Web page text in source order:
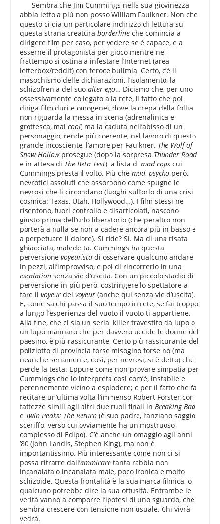
Sembra che Jim Cummings nella sua giovinezza
abbia letto a più non posso William Faulkner. Non che
questo ci dia un particolare indirizzo di lettura su
questa strana creaturaborderline che comincia a
dirigere film per caso, per vedere se è capace, e a
esserne il protagonista per gioco mentre nel
frattempo si ostina a infestare l’Internet (area
letterbox/reddit) con feroce bulimia. Certo, c’è il
masochismo delle dichiarazioni, l’isolamento, la
schizofrenia del suoalter ego… Diciamo che, per uno
ossessivamente collegato alla rete, il fatto che poi
diriga film duri e omogenei, dove la crepa della follia
non riguarda la messa in scena (adrenalinica e
grottesca, maicool) ma la caduta nell’abisso di un
personaggio, rende più coerente, nel lavoro di questo
grande incosciente, l’amore per Faulkner. The Wolf of
Snow Hollowprosegue (dopo la sorpresa Thunder Road
e in attesa di The Beta Test) la lista dimad cops cui
Cummings presta il volto. Più chemad,psycho però,
nevrotici assoluti che assorbono come spugne le
nevrosi che li circondano (luoghi sull’orlo di una crisi
cosmica: Texas, Utah, Hollywood…). I film stessi ne
risentono, fuori controllo e disarticolati, nascono
giusto prima dell’urlo liberatorio (che peraltro non
porterà a nulla se non a cadere ancora più in basso e
a perpetuare il dolore). Si ride? Si. Ma di una risata
ghiacciata, maledetta. Cummings ha questa
perversionevoyeurista di osservare qualcuno andare
in pezzi, all’improvviso, e poi di rincorrerlo in una
escalation senza vie d’uscita. Con un piccolo stadio di
perversione in più però, costringere lo spettatore a
fare ilvoyeur delvoyeur (anche qui senza vie d’uscita).
E, come sa chi passa il suo tempo in rete, se fai troppo
a lungo l’esperienza del vuoto il vuoto ti appartiene.
Alla fine, che ci sia un serial killer travestito da lupo o
un lupo mannaro che per davvero uccide le donne del
paesino, è più rassicurante. Certo più rassicurante del
poliziotto di provincia forse misogino forse no (ma
neanche seriamente, così, per nevrosi, si è detto) che
perde la testa. Eppure come non provare simpatia per
Cummings che lo interpreta così com’è, instabile e
perennemente vicino a esplodere; o per il fatto che fa
recitare un’ultima volta l’immenso Robert Forster con
fattezze simili agli altri due ruoli finali inBreaking Bad
e Twin Peaks: The Return (è suo padre, l’anziano saggio
sceriffo, verso cui ovviamente ha un mostruoso
complesso di Edipo). C’è anche un omaggio agli anni
’80 (John Landis, Stephen King), ma non è
importantissimo. Più interessante come non ci si
possa ritrarre dall’ammirare tanta rabbia non
incanalata o incanalata male, poco ironica e molto
schizoide. Questa frontalità è la sua marca filmica, o
qualcuno potrebbe dire la sua ottusità. Entrambe le
verità vanno a comporre l’ipotesi di uno sguardo, che
sembra crescere con tensione non usuale. Chi vivrà
vedrà.